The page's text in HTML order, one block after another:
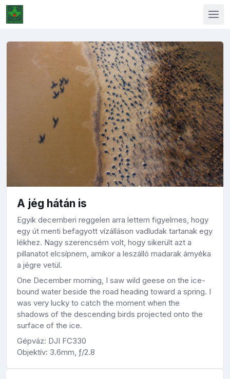
A jég hátán is
Egyik decemberi reggelen arra lettem figyelmes, hogy
egy út menti befagyott vízálláson vadludak tartanak egy
lékhez. Nagy szerencsém volt, hogy sikerült azt a
pillanatot elcsípnem, amikor a leszálló madarak árnyéka
a jégre vetül.
One December morning, I saw wild geese on the ice-
bound water beside the road heading toward a spring. I
was very lucky to catch the moment when the
shadows of the descending birds projected onto the
surface of the ice.
Gépváz: DJI FC330
Objektív: 3.6mm, ƒ/2.8